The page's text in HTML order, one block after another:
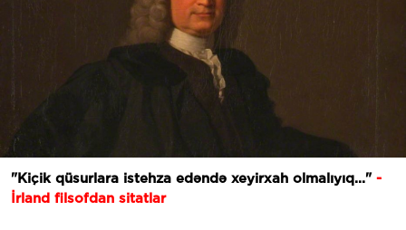
"Kiçik qüsurlara istehza edəndə xeyirxah olmalıyıq..."-
İrland filsofdan sitatlar